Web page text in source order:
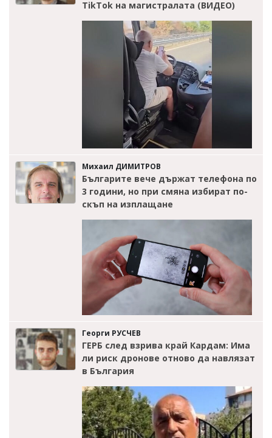
TikTok на магистралата (ВИДЕО)
Михаил ДИМИТРОВ
Българите вече държат телефона по
3 години, но при смяна избират по-
скъп на изплащане
Георги РУСЧЕВ
ГЕРБ след взрива край Кардам: Има
ли риск дронове отново да навлязат
в България